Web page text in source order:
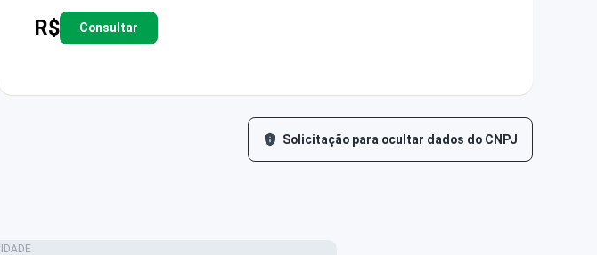
R$ Consultar
Solicitação para ocultar dados do CNPJ